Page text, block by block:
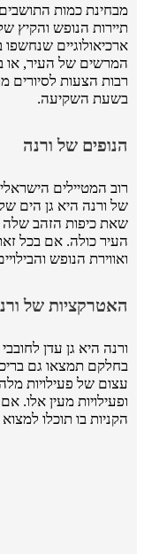
מבחינת כמות
תיירות הנופש והקיץ
ארכיאולוגיים
המרשים של העיר, או
בשעת השקיעה.
הנופים של ורנה
רוב המטיילים
של ורנה היא גן הים
העיר כולה. אם בכל
ואווירת הנופש
האטרקציות של
ורנה היא גן עדן
בחלקם תמצאו גם
עצום של פעילויות
ופעילויות מעין
הקניות בו תוכלו